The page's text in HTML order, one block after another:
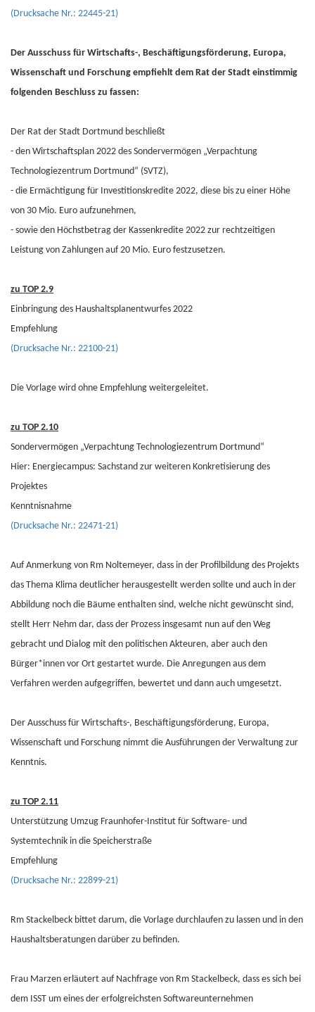
(Drucksache Nr.: 22445-21)
Der Ausschuss für Wirtschafts-, Beschäftigungsförderung, Europa,
Wissenschaft und Forschung empfiehlt dem Rat der Stadt einstimmig
folgenden Beschluss zu fassen:
Der Rat der Stadt Dortmund beschließt
- den Wirtschaftsplan 2022 des Sondervermögen „Verpachtung
Technologiezentrum Dortmund“ (SVTZ),
- die Ermächtigung für Investitionskredite 2022, diese bis zu einer Höhe
von 30 Mio. Euro aufzunehmen,
- sowie den Höchstbetrag der Kassenkredite 2022 zur rechtzeitigen
Leistung von Zahlungen auf 20 Mio. Euro festzusetzen.
zu TOP 2.9
Einbringung des Haushaltsplanentwurfes 2022
Empfehlung
(Drucksache Nr.: 22100-21)
Die Vorlage wird ohne Empfehlung weitergeleitet.
zu TOP 2.10
Sondervermögen „Verpachtung Technologiezentrum Dortmund“
Hier: Energiecampus: Sachstand zur weiteren Konkretisierung des
Projektes
Kenntnisnahme
(Drucksache Nr.: 22471-21)
Auf Anmerkung von Rm Noltemeyer, dass in der Profilbildung des Projekts
das Thema Klima deutlicher herausgestellt werden sollte und auch in der
Abbildung noch die Bäume enthalten sind, welche nicht gewünscht sind,
stellt Herr Nehm dar, dass der Prozess insgesamt nun auf den Weg
gebracht und Dialog mit den politischen Akteuren, aber auch den
Bürger*innen vor Ort gestartet wurde. Die Anregungen aus dem
Verfahren werden aufgegriffen, bewertet und dann auch umgesetzt.
Der Ausschuss für Wirtschafts-, Beschäftigungsförderung, Europa,
Wissenschaft und Forschung nimmt die Ausführungen der Verwaltung zur
Kenntnis.
zu TOP 2.11
Unterstützung Umzug Fraunhofer-Institut für Software- und
Systemtechnik in die Speicherstraße
Empfehlung
(Drucksache Nr.: 22899-21)
Rm Stackelbeck bittet darum, die Vorlage durchlaufen zu lassen und in den
Haushaltsberatungen darüber zu befinden.
Frau Marzen erläutert auf Nachfrage von Rm Stackelbeck, dass es sich bei
dem ISST um eines der erfolgreichsten Softwareunternehmen